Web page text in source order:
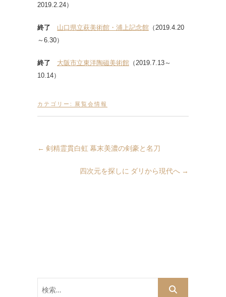
2019.2.24）
終了 山口県立萩美術館・浦上記念館 （2019.4.20
～6.30）
終了 大阪市立東洋陶磁美術館 （2019.7.13～
10.14）
カテゴリー: 展覧会情報
← 剣精霊貫白虹 幕末美濃の剣豪と名刀
四次元を探しに ダリから現代へ →